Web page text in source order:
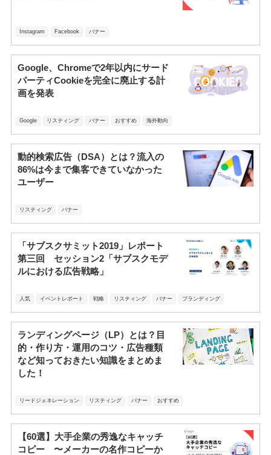
Instagram Facebook バナー
Google、Chromeで2年以内にサード
パーティCookieを完全に廃止する計
画を発表
Google リスティング バナー おすすめ 海外動向
動的検索広告（DSA）とは？流入の
86%は今まで集客できていなかった
ユーザー
リスティング バナー
「サブスクサミット2019」レポート
第三回 セッション2「サブスクモデ
ルにおける広告戦略」
人気 イベントレポート 戦略 リスティング バナー ブランディング
ランディングページ（LP）とは？目
的・作り方・運用のコツ・広告種類
など知っておきたい知識をまとめま
した！
リードジェネレーション リスティング バナー おすすめ
【60選】大手企業の秀逸なキャッチ
コピー 〜メーカーの名作コピーか